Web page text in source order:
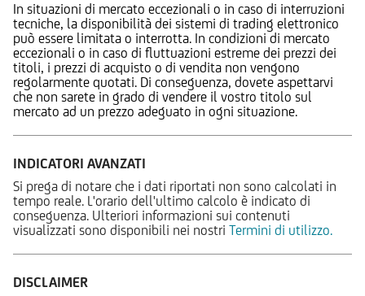
In situazioni di mercato eccezionali o in caso di interruzioni
tecniche, la disponibilità dei sistemi di trading elettronico
può essere limitata o interrotta. In condizioni di mercato
eccezionali o in caso di fluttuazioni estreme dei prezzi dei
titoli, i prezzi di acquisto o di vendita non vengono
regolarmente quotati. Di conseguenza, dovete aspettarvi
che non sarete in grado di vendere il vostro titolo sul
mercato ad un prezzo adeguato in ogni situazione.
INDICATORI AVANZATI
Si prega di notare che i dati riportati non sono calcolati in
tempo reale. L'orario dell'ultimo calcolo è indicato di
conseguenza. Ulteriori informazioni sui contenuti
visualizzati sono disponibili nei nostri Termini di utilizzo.
DISCLAIMER